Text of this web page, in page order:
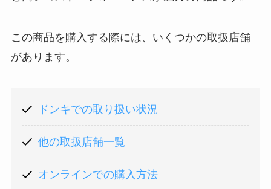
この商品を購入する際には、いくつかの取扱店舗
があります。
ドンキでの取り扱い状況
他の取扱店舗一覧
オンラインでの購入方法